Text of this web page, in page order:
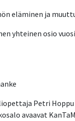
eläminen ja
yhteinen osio
Petri Hoppu
avaavat